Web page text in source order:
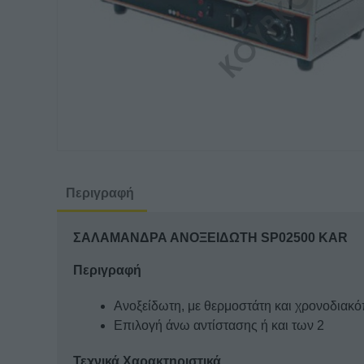
Περιγραφή
ΣΑΛΑΜΑΝΔΡΑ ΑΝΟΞΕΙΔΩΤΗ SP02500 KAR
Περιγραφή
Ανοξείδωτη, με θερμοστάτη και
Επιλογή άνω αντίστασης ή και των 2